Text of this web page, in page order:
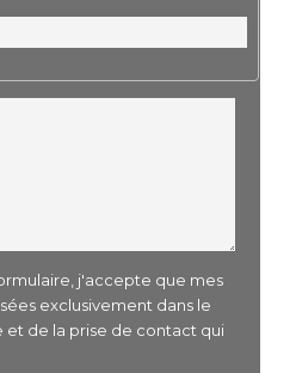
j'accepte que mes
exclusivement dans le
de la prise de contact qui